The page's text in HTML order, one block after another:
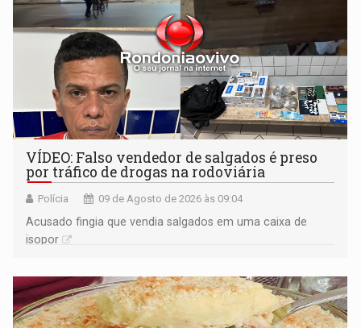
VÍDEO: Falso vendedor de salgados é preso
por tráfico de drogas na rodoviária
Polícia 09 de Agosto de 2026 às 09:04
Acusado fingia que vendia salgados em uma caixa de
isopor